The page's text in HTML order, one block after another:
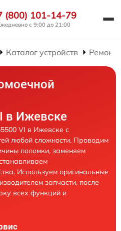
(800) 101-14-79
с 9:00 до 21:00
Каталог устройств Ремонт
в Ижевске
VI в Ижевске с
любой сложности. Проводим
поломки, заменяем
Используем оригинальные
запчасти, после
всех функций и